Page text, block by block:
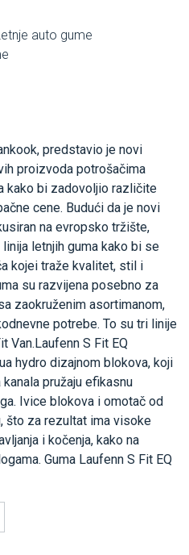
auto gume
predstavio je novi
proizvoda potrošačima
kako bi zadovoljio različite
cene. Budući da je novi
na evropsko tržište,
letnjih guma kako bi se
kojei traže kvalitet, stil i
su razvijena posebno za
zaokruženim asortimanom,
potrebe. To su tri linije
Van.Laufenn S Fit EQ
hydro dizajnom blokova, koji
pružaju efikasnu
Ivice blokova i omotač od
što za rezultat ima visoke
i kočenja, kako na
Guma Laufenn S Fit EQ